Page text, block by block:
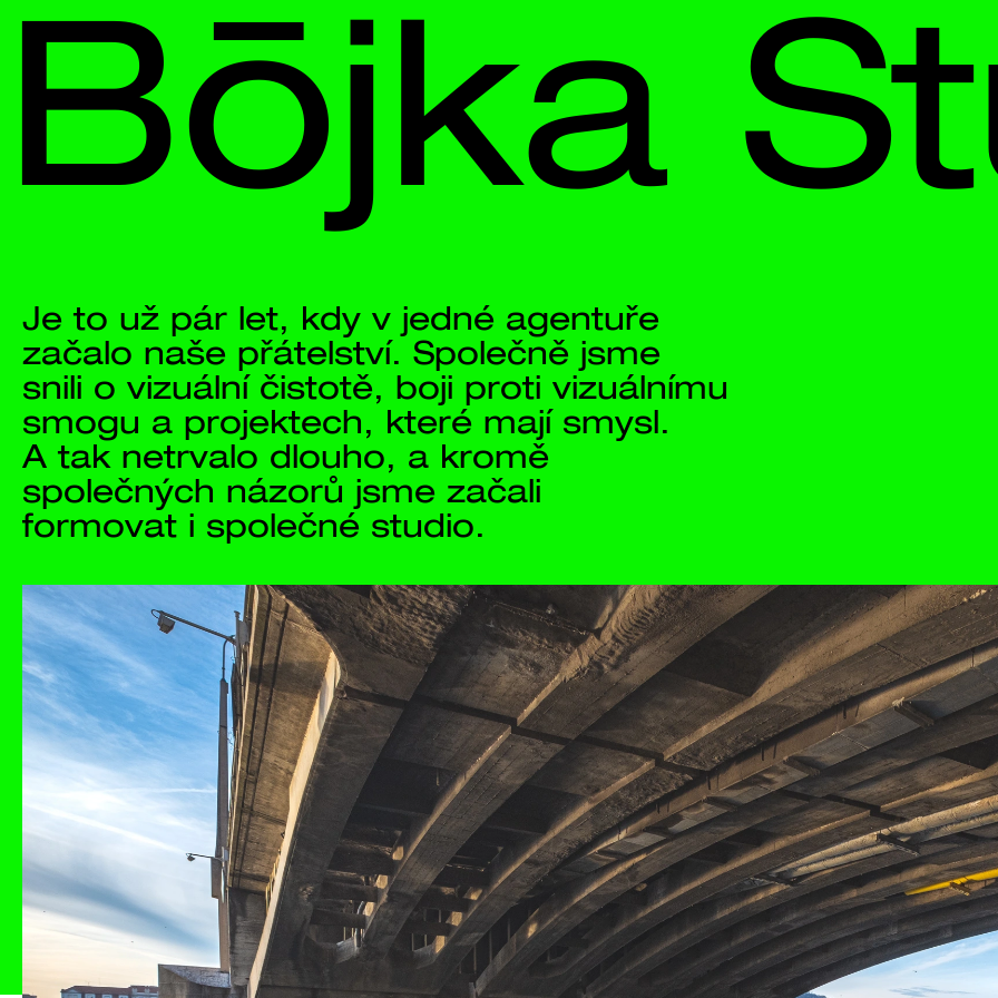
Projekty Studio Proces Kontakt
Bōjka
smogu a projektech, které mají smysl.
A tak netrvalo dlouho, a kromě
společných názorů jsme začali
formovat i společné studio.